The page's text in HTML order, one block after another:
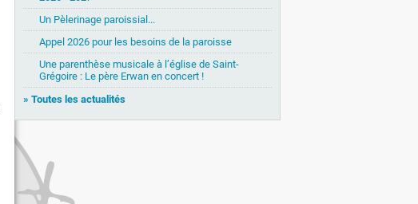
Un Pèlerinage paroissial...
Appel 2026 pour les besoins de la paroisse
Une parenthèse musicale à l’église de Saint-
Grégoire : Le père Erwan en concert !
» Toutes les actualités